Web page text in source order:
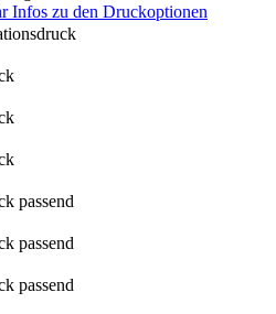
Infos zu den Druckoptionen
passend
passend
passend